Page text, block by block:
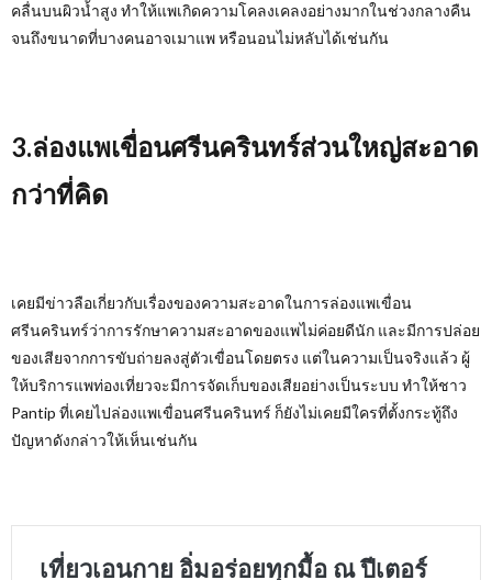
คลื่นบนผิวน้ำสูง ทำให้แพเกิดความโคลงเคลงอย่างมากในช่วงกลางคืน
จนถึงขนาดที่บางคนอาจเมาแพ หรือนอนไม่หลับได้เช่นกัน
3.ล่องแพเขื่อนศรีนครินทร์ส่วนใหญ่สะอาด
กว่าที่คิด
เคยมีข่าวลือเกี่ยวกับเรื่องของความสะอาดในการล่องแพเขื่อน
ศรีนครินทร์ว่าการรักษาความสะอาดของแพไม่ค่อยดีนัก และมีการปล่อย
ของเสียจากการขับถ่ายลงสู่ตัวเขื่อนโดยตรง แต่ในความเป็นจริงแล้ว ผู้
ให้บริการแพท่องเที่ยวจะมีการจัดเก็บของเสียอย่างเป็นระบบ ทำให้ชาว
Pantip ที่เคยไปล่องแพเขื่อนศรีนครินทร์ ก็ยังไม่เคยมีใครที่ตั้งกระทู้ถึง
ปัญหาดังกล่าวให้เห็นเช่นกัน